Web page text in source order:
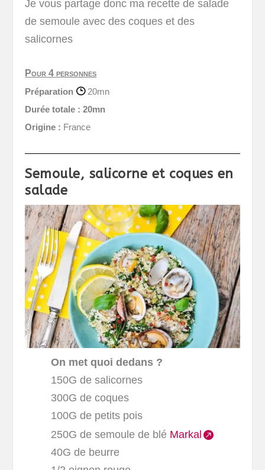
Je vous partage donc ma recette de salade
de semoule avec des coques et des
salicornes
Pour 4 personnes
Préparation
20mn
Durée totale : 20mn
Origine : France
Semoule, salicorne et coques en
salade
On met quoi dedans ?
150G de salicornes
300G de coques
100G de petits pois
250G de semoule de bléMarkal
40G de beurre